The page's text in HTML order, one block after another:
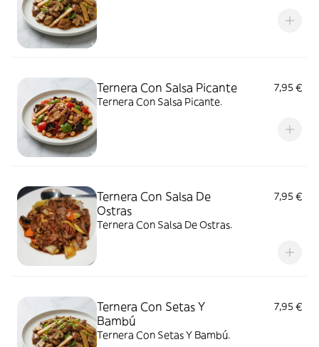
Ternera Con Salsa Picante
7,95 €
Ternera Con Salsa Picante.
Ternera Con Salsa De
Ostras
7,95 €
Ternera Con Salsa De Ostras.
Ternera Con Setas Y
Bambú
7,95 €
Ternera Con Setas Y Bambú.